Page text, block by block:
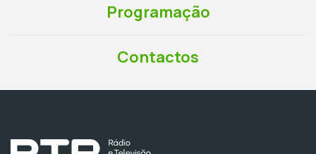
Programação
Contactos